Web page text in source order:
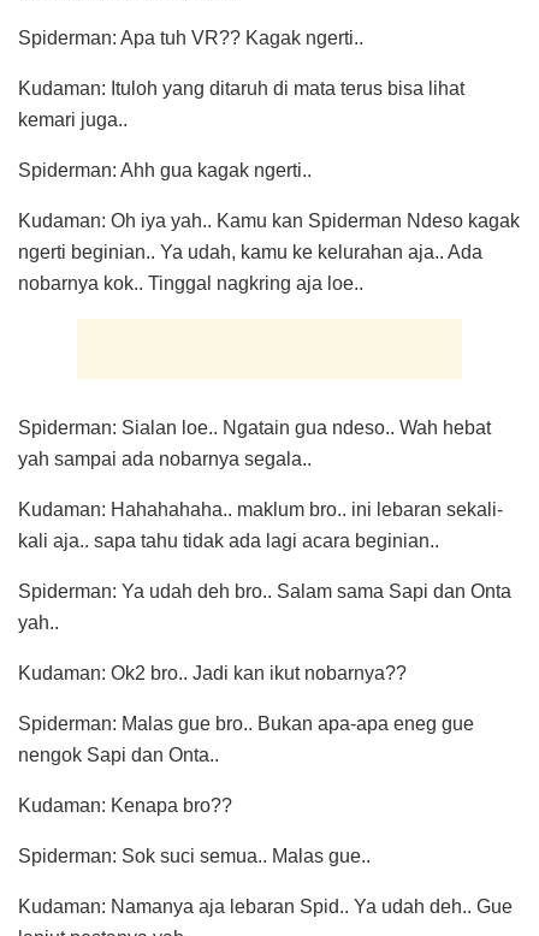
Spiderman: Apa tuh VR?? Kagak ngerti..
Kudaman: Ituloh yang ditaruh di mata terus bisa lihat
kemari juga..
Spiderman: Ahh gua kagak ngerti..
Kudaman: Oh iya yah.. Kamu kan Spiderman Ndeso kagak
ngerti beginian.. Ya udah, kamu ke kelurahan aja.. Ada
nobarnya kok.. Tinggal nagkring aja loe..
Spiderman: Sialan loe.. Ngatain gua ndeso.. Wah hebat
yah sampai ada nobarnya segala..
Kudaman: Hahahahaha.. maklum bro.. ini lebaran sekali-
kali aja.. sapa tahu tidak ada lagi acara beginian..
Spiderman: Ya udah deh bro.. Salam sama Sapi dan Onta
yah..
Kudaman: Ok2 bro.. Jadi kan ikut nobarnya??
Spiderman: Malas gue bro.. Bukan apa-apa eneg gue
nengok Sapi dan Onta..
Kudaman: Kenapa bro??
Spiderman: Sok suci semua.. Malas gue..
Kudaman: Namanya aja lebaran Spid.. Ya udah deh.. Gue